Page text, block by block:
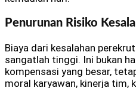
Penurunan Risiko
Biaya dari kesalahan
sangatlah tinggi. Ini bukan
kompensasi yang besar,
moral karyawan, kinerja tim,